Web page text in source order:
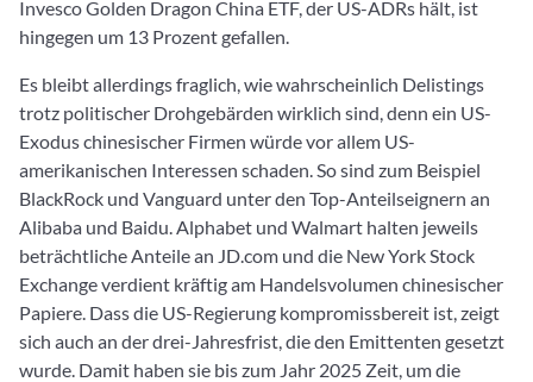
Invesco Golden Dragon China ETF, der US-ADRs hält, ist
hingegen um 13 Prozent gefallen.
Es bleibt allerdings fraglich, wie wahrscheinlich Delistings
trotz politischer Drohgebärden wirklich sind, denn ein US-
Exodus chinesischer Firmen würde vor allem US-
amerikanischen Interessen schaden. So sind zum Beispiel
BlackRock und Vanguard unter den Top-Anteilseignern an
Alibaba und Baidu. Alphabet und Walmart halten jeweils
beträchtliche Anteile an JD.com und die New York Stock
Exchange verdient kräftig am Handelsvolumen chinesischer
Papiere. Dass die US-Regierung kompromissbereit ist, zeigt
sich auch an der drei-Jahresfrist, die den Emittenten gesetzt
wurde. Damit haben sie bis zum Jahr 2025 Zeit, um die